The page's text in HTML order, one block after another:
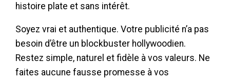
histoire plate et sans intérêt.
Soyez vrai et authentique. Votre publicité n’a pas
besoin d’être un blockbuster hollywoodien.
Restez simple, naturel et fidèle à vos valeurs. Ne
faites aucune fausse promesse à vos